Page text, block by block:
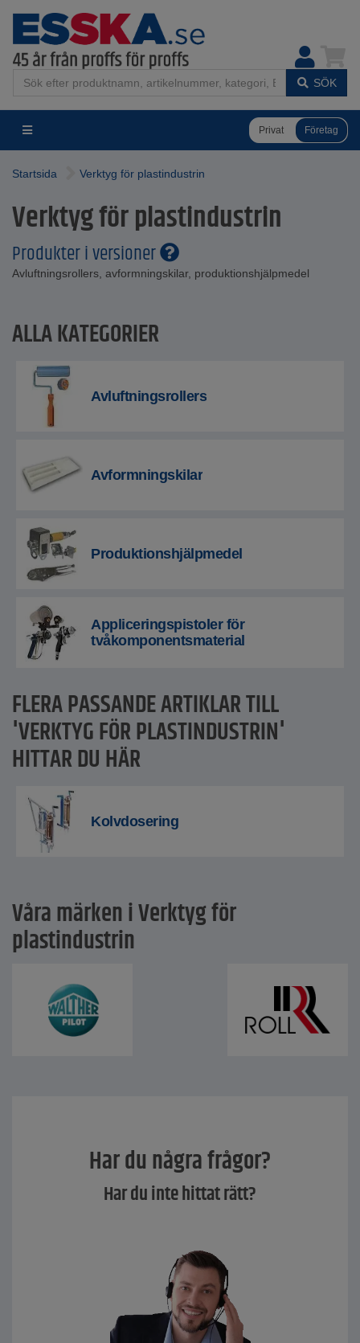
SÖK
Privat Företag
Startsida Verktyg för plastindustrin
Verktyg för plastindustrin
Produkter i versioner
Avluftningsrollers, avformningskilar, produktionshjälpmedel
ALLA KATEGORIER
Avluftningsrollers
Avformningskilar
Produktionshjälpmedel
Appliceringspistoler för
tvåkomponentsmaterial
FLERA PASSANDE ARTIKLAR TILL
'VERKTYG FÖR PLASTINDUSTRIN'
HITTAR DU HÄR
Kolvdosering
Våra märken i Verktyg för
plastindustrin
Har du några frågor?
Har du inte hittat rätt?